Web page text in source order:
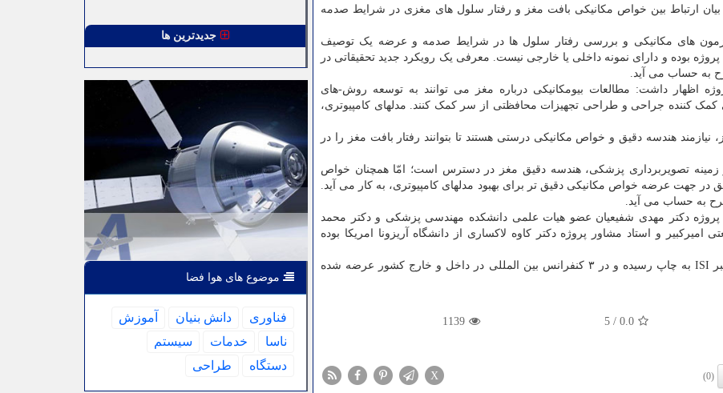
ارتباط بین خواص مکانیکی بافت مغز و رفتار سلول های مغزی در شرایط صدمه
های مکانیکی و بررسی رفتار سلول ها در شرایط صدمه و عرضه یک توصیف
بوده و دارای نمونه داخلی یا خارجی نیست. معرفی یک رویکرد جدید تحقیقاتی در
به حساب می آید.
اظهار داشت: مطالعات بیومکانیکی درباره مغز می توانند به توسعه روش-های
کننده جراحی و طراحی تجهیزات محافظتی از سر کمک کنند. مدلهای کامپیوتری،
هندسه دقیق و خواص مکانیکی درستی هستند تا بتوانند رفتار بافت مغز را در
زمینه تصویربرداری پزشکی، هندسه دقیق مغز در دسترس است؛ امّا همچنان خواص
در جهت عرضه خواص مکانیکی دقیق تر برای بهبود مدلهای کامپیوتری، به کار می آید.
به حساب می آید.
پروژه دکتر مهدی شفیعیان عضو هیات علمی دانشکده مهندسی پزشکی و دکتر محمد
و استاد مشاور پروژه دکتر کاوه لاکساری از دانشگاه آریزونا امریکا بوده
نتایج این تحقیق در چارچوب ۵ مقاله در ژورنال های معتبر ISI به چاپ رسیده و در ۳ کنفرانس بین المللی در داخل و خارج کشور عرضه شده
0.0
/
5
1139
(0)
X
جدیدترین ها
موضوع های هوا فضا
فناوری دانش بنیان
آموزش
ناسا
خدمات
سیستم
دستگاه
طراحی